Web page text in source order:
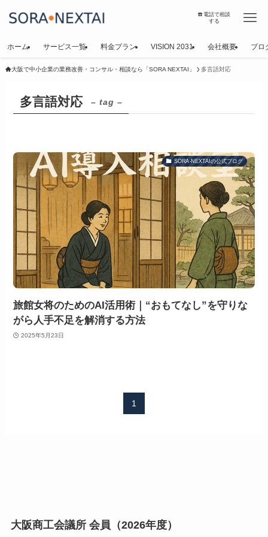
☎️電話で相談
する
ホーム サービス一覧 料金プラン VISION 2031 会社概要 ブロ
大阪で中小企業の業務改善・コンサル・相談なら「SORA NEXTAI」 多言語対応
多言語対応 – tag –
SORA-NEXTAIの公式ブログ
旅館女将のためのAI活用術｜“おもてなし”を守りな
がら人手不足を解消する方法
2025年5月23日
1
大阪商工会議所 会員（2026年度）